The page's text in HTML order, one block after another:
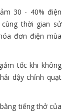
30 - 40% điện
thời gian sử
đơn điện mùa
tốc khi không
dậy chỉnh quạt
tiếng thở của